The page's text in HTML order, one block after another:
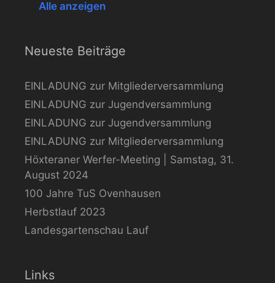
Alle anzeigen
Neueste Beiträge
EINLADUNG zur Mitgliederversammlung
EINLADUNG zur Jugendversammlung
EINLADUNG zur Jugendversammlung
EINLADUNG zur Mitgliederversammlung
Höxteraner Werfer-Meeting | Samstag, 31.
August 2024
100 Jahre TuS Ovenhausen
Herbstlauf 2023
Landesgartenschau Lauf
Links